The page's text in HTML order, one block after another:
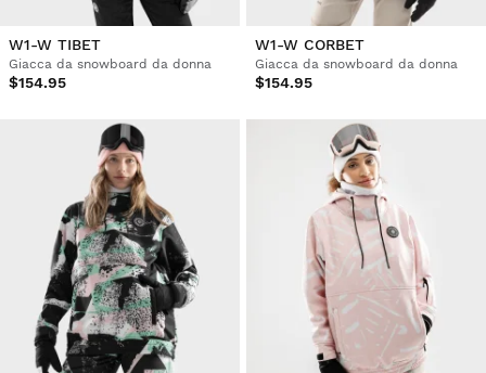
W1-W TIBET
Giacca da snowboard da donna
$154.95
W1-W CORBET
Giacca da snowboard da donna
$154.95